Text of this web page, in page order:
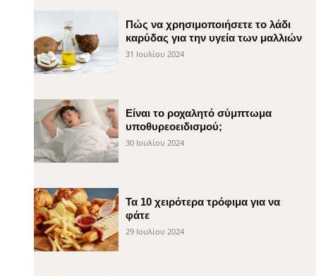
Πώς να χρησιμοποιήσετε το λάδι
καρύδας για την υγεία των μαλλιών
31 Ιουλίου 2024
Είναι το ροχαλητό σύμπτωμα
υποθυρεοειδισμού;
30 Ιουλίου 2024
Τα 10 χειρότερα τρόφιμα για να
φάτε
29 Ιουλίου 2024